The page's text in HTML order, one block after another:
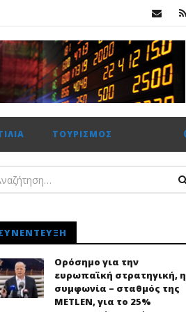
ΤΟΥΡΙΣΜΌΣ
Ορόσημο για την
ευρωπαϊκή στρατηγική, η
συμφωνία – σταθμός της
METLEN, για το 25%